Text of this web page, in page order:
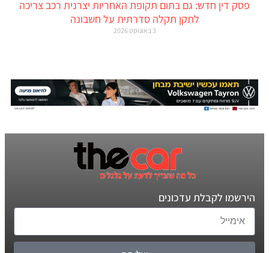
פסק דין חדש: גם בתום תקופת האחריות יצרנית רכב צריכה
לתקן תקלה סדרתית על חשבונה
3 באוגוסט 2026
הירשמו לקבלת עדכונים